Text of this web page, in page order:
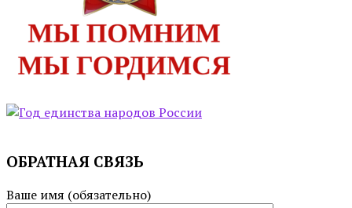
ОБРАТНАЯ СВЯЗЬ
Ваше имя (обязательно)